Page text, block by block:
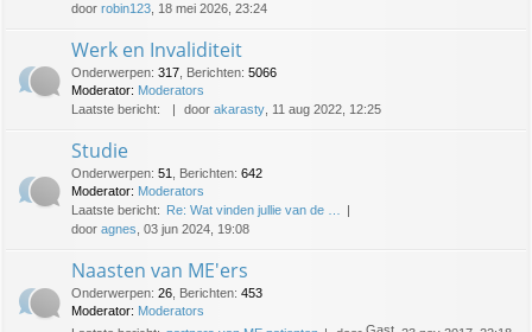
door robin123 , 18 mei 2026, 23:24
Werk en Invaliditeit
Onderwerpen: 317 Berichten: 5066
Moderator: Moderators
Laatste bericht:
door akarasty , 11 aug 2022, 12:25
Studie
Onderwerpen: 51 Berichten: 642
Moderator: Moderators
Laatste bericht: Re: Wat vinden jullie van de …
door agnes , 03 jun 2024, 19:08
Naasten van ME'ers
Onderwerpen: 26 Berichten: 453
Moderator: Moderators